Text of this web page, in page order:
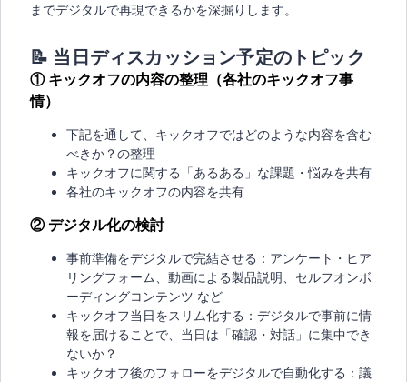
までデジタルで再現できるかを深掘りします。
📝 当日ディスカッション予定のトピック
① キックオフの内容の整理（各社のキックオフ事
情）
下記を通して、キックオフではどのような内容を含む
べきか？の整理
キックオフに関する「あるある」な課題・悩みを共有
各社のキックオフの内容を共有
②デジタル化の検討
事前準備をデジタルで完結させる：アンケート・ヒア
リングフォーム、動画による製品説明、セルフオンボ
ーディングコンテンツ など
キックオフ当日をスリム化する：デジタルで事前に情
報を届けることで、当日は「確認・対話」に集中でき
ないか？
キックオフ後のフォローをデジタルで自動化する：議